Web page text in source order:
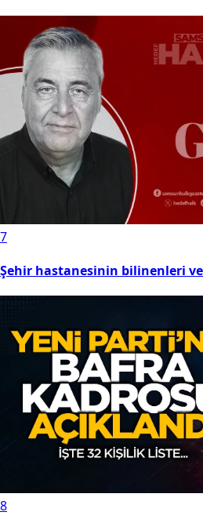
7
Şehir hastanesinin bilinenleri
8